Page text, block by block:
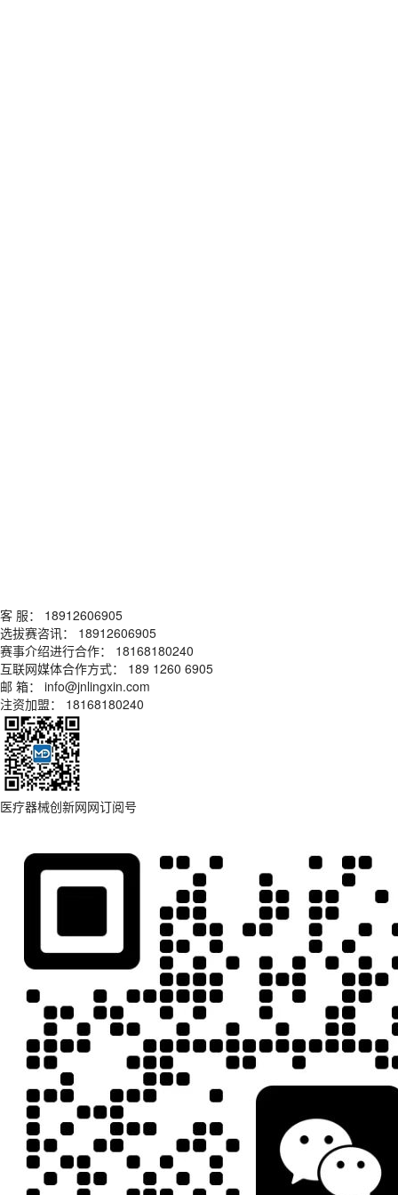
客 服： 18912606905
选拔赛咨讯： 18912606905
赛事介绍进行合作： 18168180240
互联网媒体合作方式： 189 1260 6905
邮 箱： info@jnlingxin.com
注资加盟： 18168180240
医疗器械创新网网订阅号